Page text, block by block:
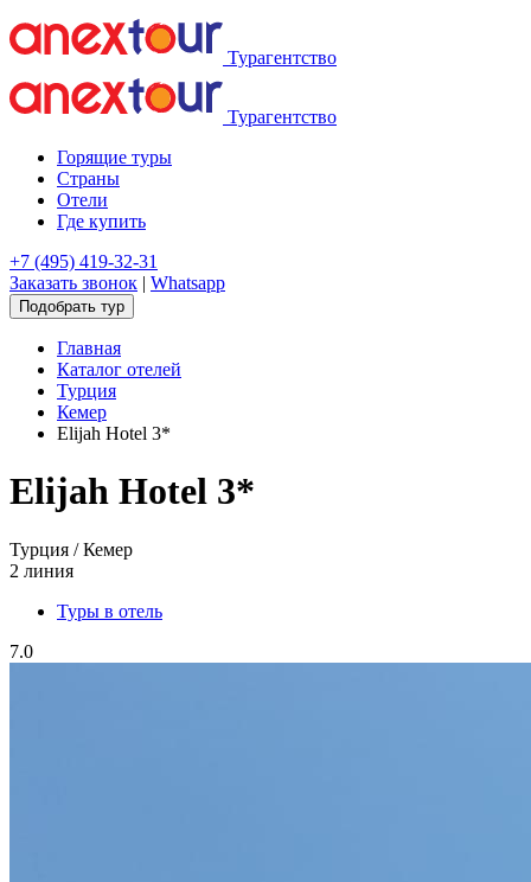
Турагентство
Турагентство
Горящие туры
Страны
Отели
Где купить
+7 (495) 419-32-31
Заказать звонок | Whatsapp
Подобрать тур
Главная
Каталог отелей
Турция
Кемер
Elijah Hotel 3*
Elijah Hotel 3*
Турция / Кемер
2 линия
Туры в отель
7.0